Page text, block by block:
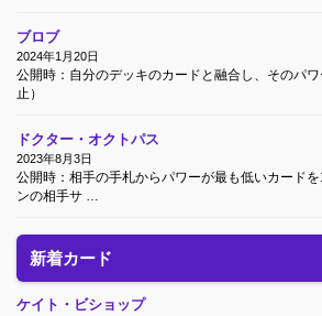
ブロブ
2024年1月20日
公開時：自分のデッキのカードと融合し、そのパ
止）
ドクター・オクトパス
2023年8月3日
公開時：相手の手札からパワーが最も低いカード
ンの相手サ …
新着カード
ケイト・ビショップ